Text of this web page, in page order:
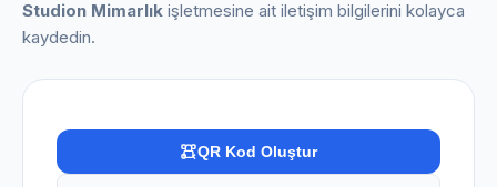
Studion Mimarlık işletmesine ait iletişim bilgilerini kolayca
kaydedin.
QR Kod Oluştur